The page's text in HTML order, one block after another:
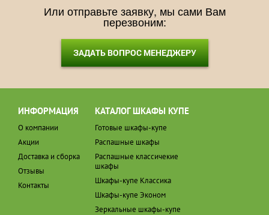
Или отправьте заявку, мы сами Вам
перезвоним:
ЗАДАТЬ ВОПРОС МЕНЕДЖЕРУ
ИНФОРМАЦИЯ
О компании
Акции
Доставка и сборка
Отзывы
Контакты
КАТАЛОГ ШКАФЫ КУПЕ
Готовые шкафы-купе
Распашные шкафы
Распашные классичекие
шкафы
Шкафы-купе Классика
Шкафы-купе Эконом
Зеркальные шкафы-купе